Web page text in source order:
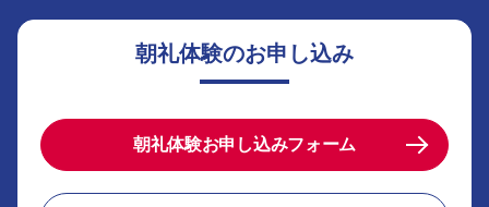
朝礼体験のお申し込み
朝礼体験お申し込みフォーム